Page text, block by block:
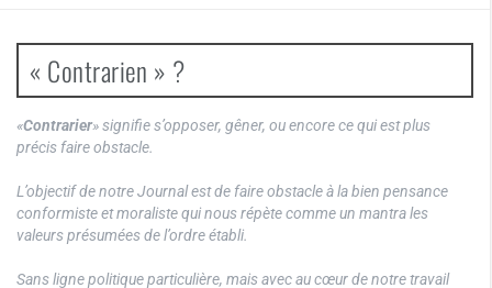
« Contrarien » ?
«Contrarier» signifie s’opposer, gêner, ou encore ce qui est plus
précis faire obstacle.
L’objectif de notre Journal est de faire obstacle à la bien pensance
conformiste et moraliste qui nous répète comme un mantra les
valeurs présumées de l’ordre établi.
Sans ligne politique particulière, mais avec au cœur de notre travail